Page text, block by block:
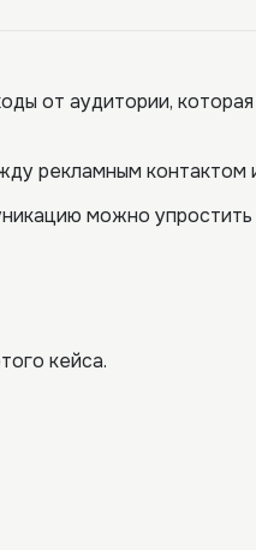
от аудитории,
рекламным контактом
можно
кейса.